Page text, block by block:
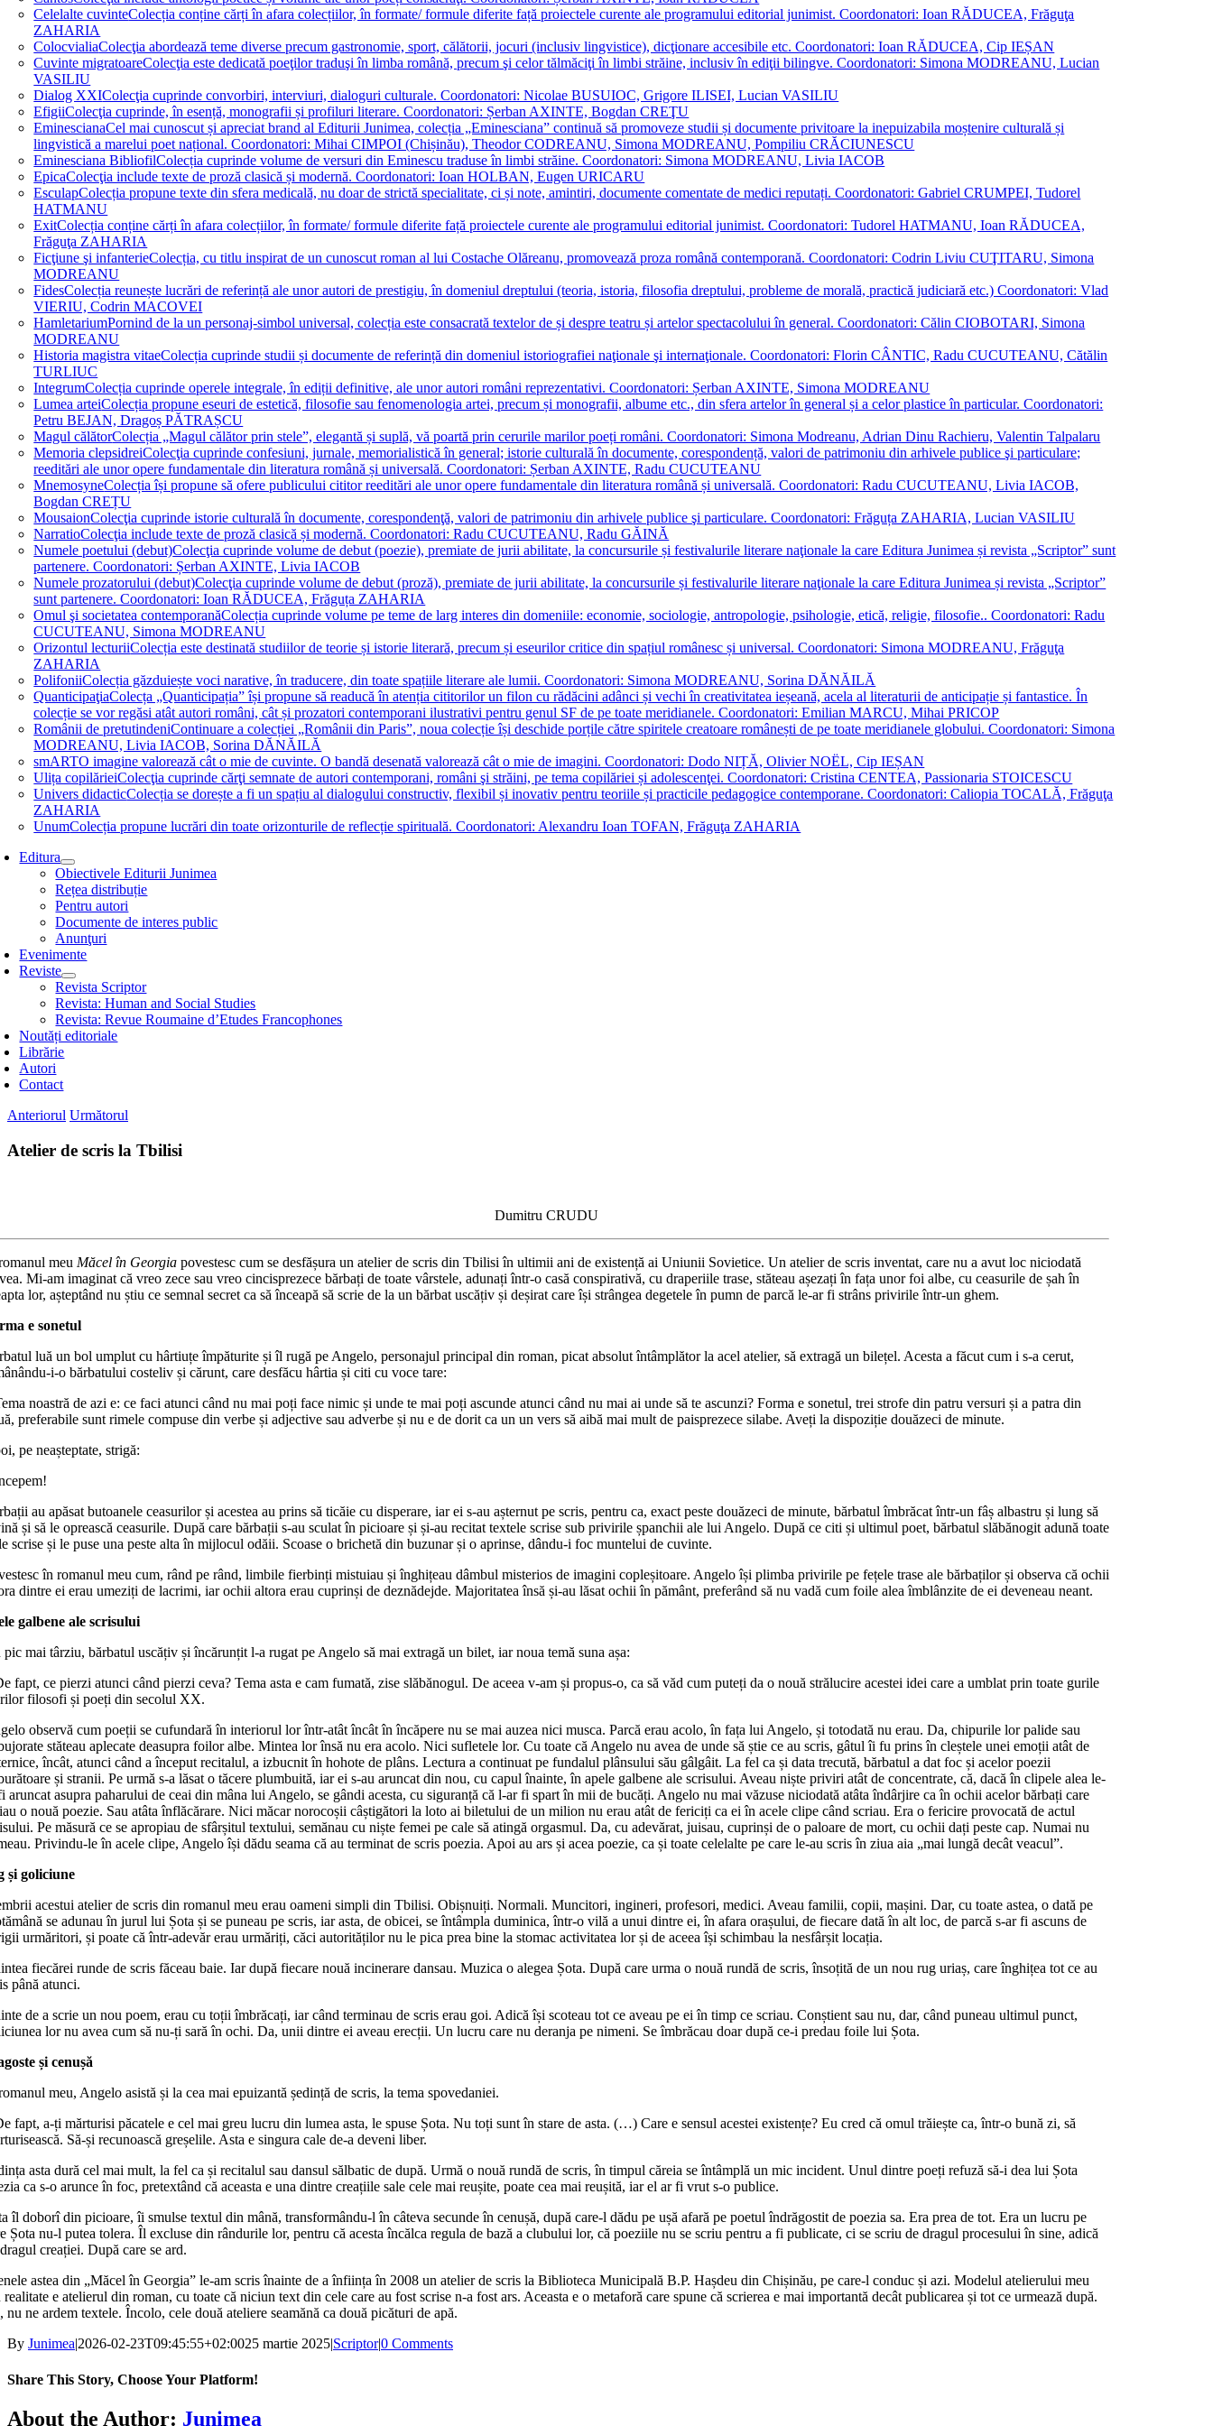
Celelalte cuvinteColecția conține cărți în afara colecțiilor, în formate/ formule diferite față proiectele curente ale programului editorial junimist. Coordonatori: Ioan RĂDUCEA, Frăguţa
ZAHARIA
ColocvialiaColecţia abordează teme diverse precum gastronomie, sport, călătorii, jocuri (inclusiv lingvistice), dicţionare accesibile etc. Coordonatori: Ioan RĂDUCEA, Cip IEȘAN
Cuvinte migratoareColecţia este dedicată poeţilor traduşi în limba română, precum şi celor tălmăciţi în limbi străine, inclusiv în ediţii bilingve. Coordonatori: Simona MODREANU, Lucian
VASILIU
Dialog XXIColecţia cuprinde convorbiri, interviuri, dialoguri culturale. Coordonatori: Nicolae BUSUIOC, Grigore ILISEI, Lucian VASILIU
EfigiiColecţia cuprinde, în esență, monografii și profiluri literare. Coordonatori: Șerban AXINTE, Bogdan CREŢU
EminescianaCel mai cunoscut și apreciat brand al Editurii Junimea, colecția „Eminesciana” continuă să promoveze studii și documente privitoare la inepuizabila moștenire culturală și
lingvistică a marelui poet național. Coordonatori: Mihai CIMPOI (Chișinău), Theodor CODREANU, Simona MODREANU, Pompiliu CRĂCIUNESCU
Eminesciana BibliofilColecția cuprinde volume de versuri din Eminescu traduse în limbi străine. Coordonatori: Simona MODREANU, Livia IACOB
EpicaColecţia include texte de proză clasică și modernă. Coordonatori: Ioan HOLBAN, Eugen URICARU
EsculapColecția propune texte din sfera medicală, nu doar de strictă specialitate, ci și note, amintiri, documente comentate de medici reputați. Coordonatori: Gabriel CRUMPEI, Tudorel
HATMANU
ExitColecția conține cărți în afara colecțiilor, în formate/ formule diferite față proiectele curente ale programului editorial junimist. Coordonatori: Tudorel HATMANU, Ioan RĂDUCEA,
Frăguţa ZAHARIA
Ficţiune şi infanterieColecția, cu titlu inspirat de un cunoscut roman al lui Costache Olăreanu, promovează proza română contemporană. Coordonatori: Codrin Liviu CUŢITARU, Simona
MODREANU
FidesColecția reunește lucrări de referință ale unor autori de prestigiu, în domeniul dreptului (teoria, istoria, filosofia dreptului, probleme de morală, practică judiciară etc.) Coordonatori: Vlad
VIERIU, Codrin MACOVEI
HamletariumPornind de la un personaj-simbol universal, colecția este consacrată textelor de și despre teatru și artelor spectacolului în general. Coordonatori: Călin CIOBOTARI, Simona
MODREANU
Historia magistra vitaeColecția cuprinde studii și documente de referință din domeniul istoriografiei naţionale şi internaţionale. Coordonatori: Florin CÂNTIC, Radu CUCUTEANU, Cătălin
TURLIUC
IntegrumColecția cuprinde operele integrale, în ediții definitive, ale unor autori români reprezentativi. Coordonatori: Șerban AXINTE, Simona MODREANU
Lumea arteiColecția propune eseuri de estetică, filosofie sau fenomenologia artei, precum și monografii, albume etc., din sfera artelor în general și a celor plastice în particular. Coordonatori:
Petru BEJAN, Dragoș PĂTRAȘCU
Magul călătorColecția „Magul călător prin stele”, elegantă și suplă, vă poartă prin cerurile marilor poeți români. Coordonatori: Simona Modreanu, Adrian Dinu Rachieru, Valentin Talpalaru
Memoria clepsidreiColecţia cuprinde confesiuni, jurnale, memorialistică în general; istorie culturală în documente, corespondență, valori de patrimoniu din arhivele publice şi particulare;
reeditări ale unor opere fundamentale din literatura română și universală. Coordonatori: Șerban AXINTE, Radu CUCUTEANU
MnemosyneColecția își propune să ofere publicului cititor reeditări ale unor opere fundamentale din literatura română și universală. Coordonatori: Radu CUCUTEANU, Livia IACOB,
Bogdan CREȚU
MousaionColecţia cuprinde istorie culturală în documente, corespondenţă, valori de patrimoniu din arhivele publice şi particulare. Coordonatori: Frăguța ZAHARIA, Lucian VASILIU
NarratioColecţia include texte de proză clasică și modernă. Coordonatori: Radu CUCUTEANU, Radu GĂINĂ
Numele poetului (debut)Colecţia cuprinde volume de debut (poezie), premiate de jurii abilitate, la concursurile și festivalurile literare naţionale la care Editura Junimea și revista „Scriptor” sunt
partenere. Coordonatori: Șerban AXINTE, Livia IACOB
Numele prozatorului (debut)Colecţia cuprinde volume de debut (proză), premiate de jurii abilitate, la concursurile și festivalurile literare naţionale la care Editura Junimea și revista „Scriptor”
sunt partenere. Coordonatori: Ioan RĂDUCEA, Frăguța ZAHARIA
Omul şi societatea contemporanăColecția cuprinde volume pe teme de larg interes din domeniile: economie, sociologie, antropologie, psihologie, etică, religie, filosofie.. Coordonatori: Radu
CUCUTEANU, Simona MODREANU
Orizontul lecturiiColecția este destinată studiilor de teorie și istorie literară, precum și eseurilor critice din spațiul românesc și universal. Coordonatori: Simona MODREANU, Frăguţa
ZAHARIA
PolifoniiColecția găzduiește voci narative, în traducere, din toate spațiile literare ale lumii. Coordonatori: Simona MODREANU, Sorina DĂNĂILĂ
QuanticipaţiaColecța „Quanticipația” își propune să readucă în atenția cititorilor un filon cu rădăcini adânci și vechi în creativitatea ieșeană, acela al literaturii de anticipație și fantastice. În
colecție se vor regăsi atât autori români, cât și prozatori contemporani ilustrativi pentru genul SF de pe toate meridianele. Coordonatori: Emilian MARCU, Mihai PRICOP
Românii de pretutindeniContinuare a colecției „Românii din Paris”, noua colecție își deschide porțile către spiritele creatoare românești de pe toate meridianele globului. Coordonatori: Simona
MODREANU, Livia IACOB, Sorina DĂNĂILĂ
smARTO imagine valorează cât o mie de cuvinte. O bandă desenată valorează cât o mie de imagini. Coordonatori: Dodo NIȚĂ, Olivier NOËL, Cip IEȘAN
Ulița copilărieiColecţia cuprinde cărţi semnate de autori contemporani, români şi străini, pe tema copilăriei și adolescenţei. Coordonatori: Cristina CENTEA, Passionaria STOICESCU
Univers didacticColecția se dorește a fi un spațiu al dialogului constructiv, flexibil și inovativ pentru teoriile și practicile pedagogice contemporane. Coordonatori: Caliopia TOCALĂ, Frăguţa
ZAHARIA
UnumColecția propune lucrări din toate orizonturile de reflecție spirituală. Coordonatori: Alexandru Ioan TOFAN, Frăguţa ZAHARIA
Editura
Obiectivele Editurii Junimea
Rețea distribuție
Pentru autori
Documente de interes public
Anunţuri
Evenimente
Reviste
Revista Scriptor
Revista: Human and Social Studies
Revista: Revue Roumaine d’Etudes Francophones
Noutăți editoriale
Librărie
Autori
Contact
Anteriorul Următorul
Atelier de scris la Tbilisi
Dumitru CRUDU
meuMăcel în Georgia povestesc cum se desfășura un atelier de scris din Tbilisi în ultimii ani de existență ai Uniunii Sovietice. Un atelier de scris inventat, care nu a avut loc niciodată
Mi-am imaginat că vreo zece sau vreo cincisprezece bărbați de toate vârstele, adunați într-o casă conspirativă, cu draperiile trase, stăteau așezați în fața unor foi albe, cu ceasurile de șah în
lor, așteptând nu știu ce semnal secret ca să înceapă să scrie de la un bărbat uscățiv și deșirat care își strângea degetele în pumn de parcă le-ar fi strâns privirile într-un ghem.
e sonetul
luă un bol umplut cu hârtiuțe împăturite și îl rugă pe Angelo, personajul principal din roman, picat absolut întâmplător la acel atelier, să extragă un bilețel. Acesta a făcut cum i s-a cerut,
i-o bărbatului costeliv și cărunt, care desfăcu hârtia și citi cu voce tare:
noastră de azi e: ce faci atunci când nu mai poți face nimic și unde te mai poți ascunde atunci când nu mai ai unde să te ascunzi? Forma e sonetul, trei strofe din patru versuri și a patra din
preferabile sunt rimele compuse din verbe și adjective sau adverbe și nu e de dorit ca un un vers să aibă mai mult de paisprezece silabe. Aveți la dispoziție douăzeci de minute.
pe neașteptate, strigă:
au apăsat butoanele ceasurilor și acestea au prins să ticăie cu disperare, iar ei s-au așternut pe scris, pentru ca, exact peste douăzeci de minute, bărbatul îmbrăcat într-un fâș albastru și lung să
și să le oprească ceasurile. După care bărbații s-au sculat în picioare și și-au recitat textele scrise sub privirile șpanchii ale lui Angelo. După ce citi și ultimul poet, bărbatul slăbănogit adună toate
scrise și le puse una peste alta în mijlocul odăii. Scoase o brichetă din buzunar și o aprinse, dându-i foc muntelui de cuvinte.
în romanul meu cum, rând pe rând, limbile fierbinți mistuiau și înghițeau dâmbul misterios de imagini copleșitoare. Angelo își plimba privirile pe fețele trase ale bărbaților și observa că ochii
dintre ei erau umeziți de lacrimi, iar ochii altora erau cuprinși de deznădejde. Majoritatea însă și-au lăsat ochii în pământ, preferând să nu vadă cum foile alea îmblânzite de ei deveneau neant.
galbene ale scrisului
pic mai târziu, bărbatul uscățiv și încărunțit l-a rugat pe Angelo să mai extragă un bilet, iar noua temă suna așa:
fapt, ce pierzi atunci când pierzi ceva? Tema asta e cam fumată, zise slăbănogul. De aceea v-am și propus-o, ca să văd cum puteți da o nouă strălucire acestei idei care a umblat prin toate gurile
filosofi și poeți din secolul XX.
observă cum poeții se cufundară în interiorul lor într-atât încât în încăpere nu se mai auzea nici musca. Parcă erau acolo, în fața lui Angelo, și totodată nu erau. Da, chipurile lor palide sau
stăteau aplecate deasupra foilor albe. Mintea lor însă nu era acolo. Nici sufletele lor. Cu toate că Angelo nu avea de unde să știe ce au scris, gâtul îi fu prins în cleștele unei emoții atât de
încât, atunci când a început recitalul, a izbucnit în hohote de plâns. Lectura a continuat pe fundalul plânsului său gâlgâit. La fel ca și data trecută, bărbatul a dat foc și acelor poezii
și stranii. Pe urmă s-a lăsat o tăcere plumbuită, iar ei s-au aruncat din nou, cu capul înainte, în apele galbene ale scrisului. Aveau niște priviri atât de concentrate, că, dacă în clipele alea le-
aruncat asupra paharului de ceai din mâna lui Angelo, se gândi acesta, cu siguranță că l-ar fi spart în mii de bucăți. Angelo nu mai văzuse niciodată atâta îndârjire ca în ochii acelor bărbați care
o nouă poezie. Sau atâta înflăcărare. Nici măcar norocoșii câștigători la loto ai biletului de un milion nu erau atât de fericiți ca ei în acele clipe când scriau. Era o fericire provocată de actul
Pe măsură ce se apropiau de sfârșitul textului, semănau cu niște femei pe cale să atingă orgasmul. Da, cu adevărat, juisau, cuprinși de o paloare de mort, cu ochii dați peste cap. Numai nu
Privindu-le în acele clipe, Angelo își dădu seama că au terminat de scris poezia. Apoi au ars și acea poezie, ca și toate celelalte pe care le-au scris în ziua aia „mai lungă decât veacul”.
și goliciune
acestui atelier de scris din romanul meu erau oameni simpli din Tbilisi. Obișnuiți. Normali. Muncitori, ingineri, profesori, medici. Aveau familii, copii, mașini. Dar, cu toate astea, o dată pe
se adunau în jurul lui Șota și se puneau pe scris, iar asta, de obicei, se întâmpla duminica, într-o vilă a unui dintre ei, în afara orașului, de fiecare dată în alt loc, de parcă s-ar fi ascuns de
urmăritori, și poate că într-adevăr erau urmăriți, căci autorităților nu le pica prea bine la stomac activitatea lor și de aceea își schimbau la nesfârșit locația.
fiecărei runde de scris făceau baie. Iar după fiecare nouă incinerare dansau. Muzica o alegea Șota. După care urma o nouă rundă de scris, însoțită de un nou rug uriaș, care înghițea tot ce au
până atunci.
de a scrie un nou poem, erau cu toții îmbrăcați, iar când terminau de scris erau goi. Adică își scoteau tot ce aveau pe ei în timp ce scriau. Conștient sau nu, dar, când puneau ultimul punct,
lor nu avea cum să nu-ți sară în ochi. Da, unii dintre ei aveau erecții. Un lucru care nu deranja pe nimeni. Se îmbrăcau doar după ce-i predau foile lui Șota.
și cenușă
meu, Angelo asistă și la cea mai epuizantă ședință de scris, la tema spovedaniei.
fapt, a-ți mărturisi păcatele e cel mai greu lucru din lumea asta, le spuse Șota. Nu toți sunt în stare de asta. (…) Care e sensul acestei existențe? Eu cred că omul trăiește ca, într-o bună zi, să
Să-și recunoască greșelile. Asta e singura cale de-a deveni liber.
asta dură cel mai mult, la fel ca și recitalul sau dansul sălbatic de după. Urmă o nouă rundă de scris, în timpul căreia se întâmplă un mic incident. Unul dintre poeți refuză să-i dea lui Șota
ca s-o arunce în foc, pretextând că aceasta e una dintre creațiile sale cele mai reușite, poate cea mai reușită, iar el ar fi vrut s-o publice.
îl doborî din picioare, îi smulse textul din mână, transformându-l în câteva secunde în cenușă, după care-l dădu pe ușă afară pe poetul îndrăgostit de poezia sa. Era prea de tot. Era un lucru pe
Șota nu-l putea tolera. Îl excluse din rândurile lor, pentru că acesta încălca regula de bază a clubului lor, că poeziile nu se scriu pentru a fi publicate, ci se scriu de dragul procesului în sine, adică
creației. După care se ard.
astea din „Măcel în Georgia” le-am scris înainte de a înființa în 2008 un atelier de scris la Biblioteca Municipală B.P. Hașdeu din Chișinău, pe care-l conduc și azi. Modelul atelierului meu
realitate e atelierul din roman, cu toate că niciun text din cele care au fost scrise n-a fost ars. Aceasta e o metaforă care spune că scrierea e mai importantă decât publicarea și tot ce urmează după.
nu ne ardem textele. Încolo, cele două ateliere seamănă ca două picături de apă.
By Junimea|2026-02-23T09:45:55+02:0025 martie 2025|Scriptor|0 Comments
Share This Story, Choose Your Platform!
Facebook
X
Bluesky
Reddit
LinkedIn
WhatsApp
Telegram
Tumblr
Xing
Email
Copy
About the Author: Junimea